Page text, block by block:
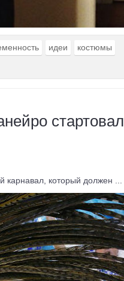
идеи
костюмы
стартовал
который должен ...